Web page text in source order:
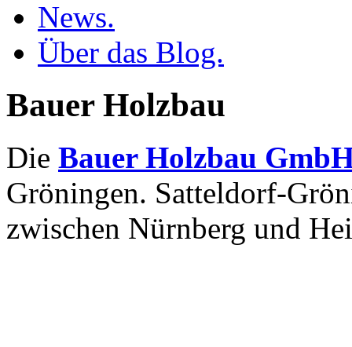
News.
Über das Blog.
Bauer Holzbau
Die Bauer Holzbau
Gröningen. Satteldorf-
zwischen Nürnberg und